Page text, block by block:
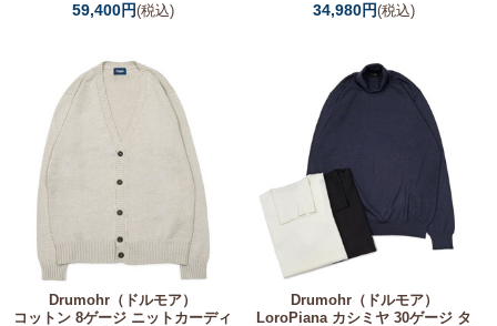
59,400円(税込) 34,980円(税込)
Drumohr（ドルモア）
コットン 8ゲージ ニットカーディ
Drumohr（ドルモア）
LoroPiana カシミヤ 30ゲージ タ